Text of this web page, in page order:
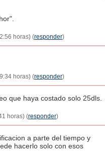
horas) (responder)
horas) (responder)
que haya costado solo 25dls.
horas) (responder)
a parte del tiempo y
hacerlo solo con esos